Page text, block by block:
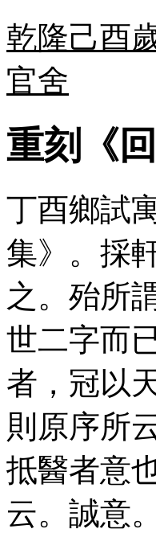
乾隆己酉
官舍
重刻《
丁酉鄉試
集》。採
之。殆所
世二字而
者，冠以
則原序所
抵醫者意
云。誠意